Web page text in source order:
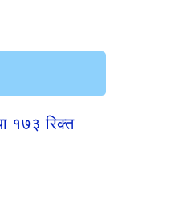
१७३ रिक्त